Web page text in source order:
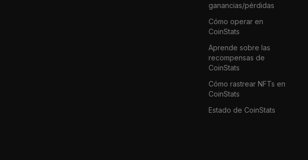
ganancias/pérdidas
Cómo operar en
CoinStats
Aprende sobre las
recompensas de
CoinStats
Cómo rastrear NFTs en
CoinStats
Estado de CoinStats